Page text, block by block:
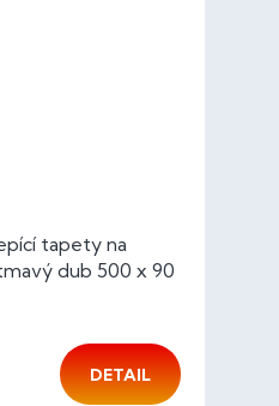
tapety na
dub 500 x 90
DETAIL